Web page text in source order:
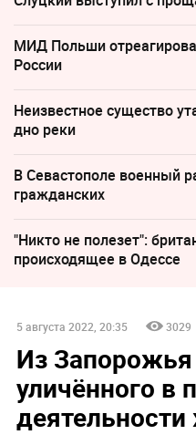
МИД Польши
России
Неизвестное существо
дно реки
В Севастополе военный
гражданских
"Никто не полезет":
происходящее в Одессе
5 августа 2022, 20:35 3029
Из
уличённого в